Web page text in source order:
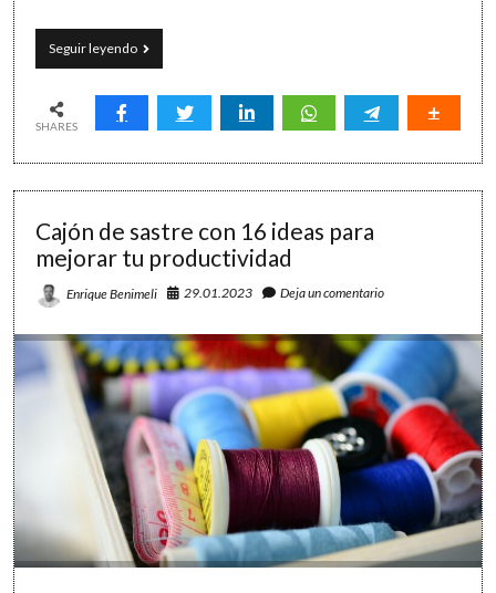
Seguir leyendoPon
a
tareas:
muy
saludables
SHARES
Cajón de sastre con 16 ideas para
mejorar tu productividad
Enrique Benimeli 29.01.2023 Deja un comentario